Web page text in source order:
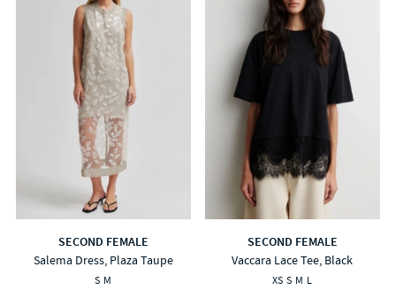
SECOND FEMALE
Salema Dress, Plaza Taupe
S M
SECOND FEMALE
Vaccara Lace Tee, Black
XS S M L